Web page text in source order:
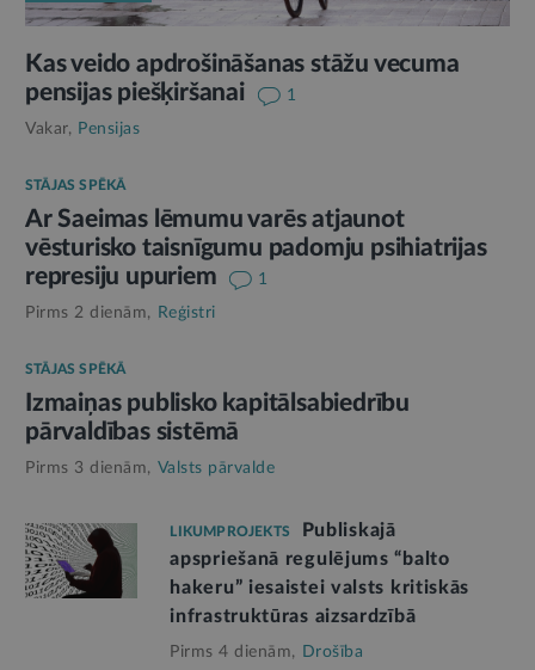
Kas veido apdrošināšanas stāžu vecuma
pensijas piešķiršanai
1
Vakar, Pensijas
STĀJAS SPĒKĀ
Ar Saeimas lēmumu varēs atjaunot
vēsturisko taisnīgumu padomju psihiatrijas
represiju upuriem
1
Pirms 2 dienām, Reģistri
STĀJAS SPĒKĀ
Izmaiņas publisko kapitālsabiedrību
pārvaldības sistēmā
Pirms 3 dienām, Valsts pārvalde
LIKUMPROJEKTS
Publiskajā
apspriešanā regulējums “balto
hakeru” iesaistei valsts kritiskās
infrastruktūras aizsardzībā
Pirms 4 dienām, Drošība